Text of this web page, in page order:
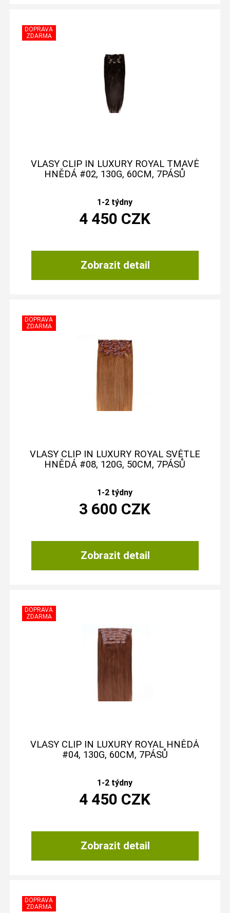
VLASY CLIP IN LUXURY ROYAL TMAVĚ
HNĚDÁ #02, 130G, 60CM, 7PÁSŮ
1-2 týdny
Zobrazit detail
4 450 CZK
VLASY CLIP IN LUXURY ROYAL SVĚTLE
HNĚDÁ #08, 120G, 50CM, 7PÁSŮ
1-2 týdny
Zobrazit detail
3 600 CZK
VLASY CLIP IN LUXURY ROYAL HNĚDÁ
#04, 130G, 60CM, 7PÁSŮ
1-2 týdny
Zobrazit detail
4 450 CZK